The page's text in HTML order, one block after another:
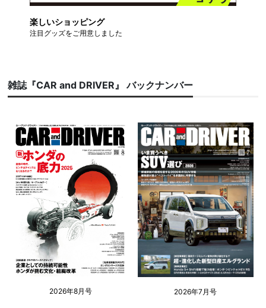
楽しいショッピング
注目グッズをご用意しました
雑誌『CAR and DRIVER』 バックナンバー
2026年8月号 2026年7月号